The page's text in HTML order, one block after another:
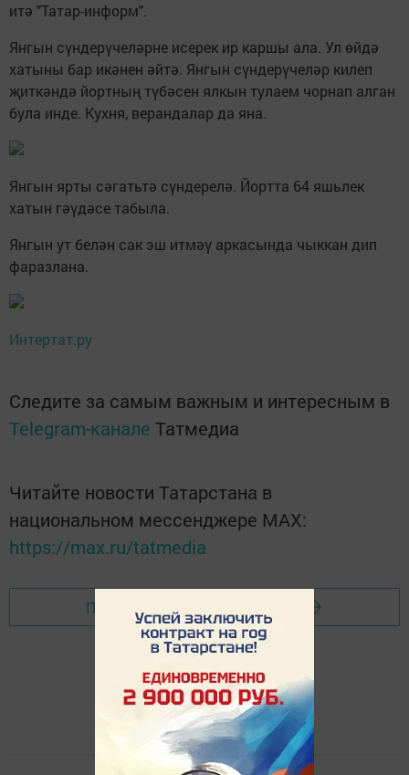
итә "Татар-информ".
Янгын сүндерүчеләрне исерек ир каршы ала. Ул өйдә
хатыны бар икәнен әйтә. Янгын сүндерүчеләр килеп
җиткәндә йортның түбәсен ялкын тулаем чорнап алган
була инде. Кухня, верандалар да яна.
Янгын ярты сәгатьтә сүндерелә. Йортта 64 яшьлек
хатын гәүдәсе табыла.
Янгын ут белән сак эш итмәү аркасында чыккан дип
фаразлана.
Интертат.ру
Следите за самым важным и интересным в
Telegram-канале Татмедиа
Читайте новости Татарстана в
национальном мессенджере MАХ:
https://max.ru/tatmedia
Перейти на страницу новости